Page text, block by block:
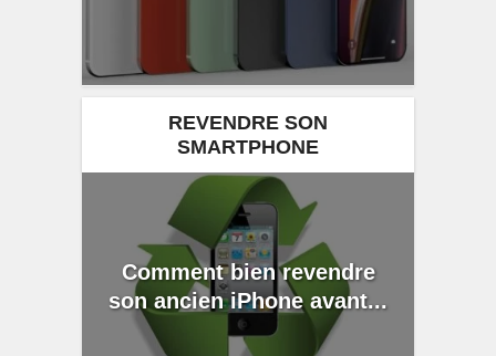
REVENDRE SON
SMARTPHONE
Comment bien revendre
son ancien iPhone avant...